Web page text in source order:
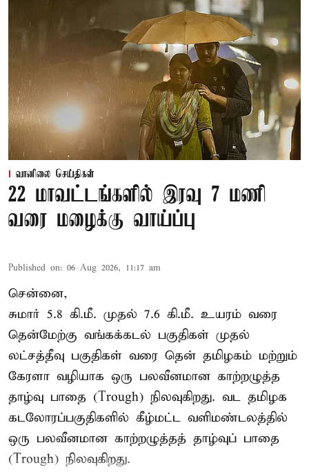
வானிலை செய்திகள்
22 மாவட்டங்களில் இரவு 7 மணி
வரை மழைக்கு வாய்ப்பு
Published on: 06 Aug 2026, 11:17 am
சென்னை,
சுமார் 5.8 கி.மீ. முதல் 7.6 கி.மீ. உயரம் வரை
தென்மேற்கு வங்கக்கடல் பகுதிகள் முதல்
லட்சத்தீவு பகுதிகள் வரை தென் தமிழகம் மற்றும்
கேரளா வழியாக ஒரு பலவீனமான காற்றழுத்த
தாழ்வு பாதை (Trough) நிலவுகிறது. வட தமிழக
கடலோரப்பகுதிகளில் கீழ்மட்ட வளிமண்டலத்தில்
ஒரு பலவீனமான காற்றழுத்தத் தாழ்வுப் பாதை
(Trough) நிலவுகிறது.